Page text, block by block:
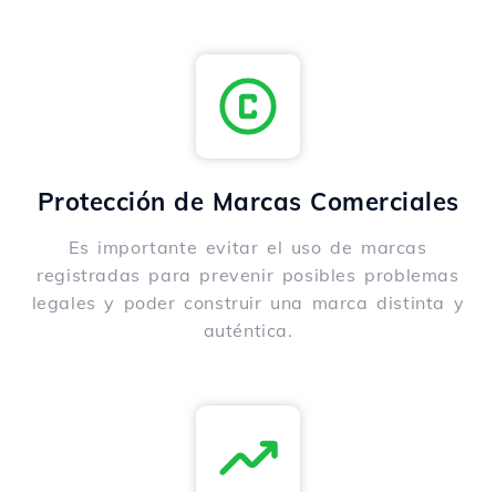
Protección de Marcas Comerciales
Es importante evitar el uso de marcas
registradas para prevenir posibles problemas
legales y poder construir una marca distinta y
auténtica.